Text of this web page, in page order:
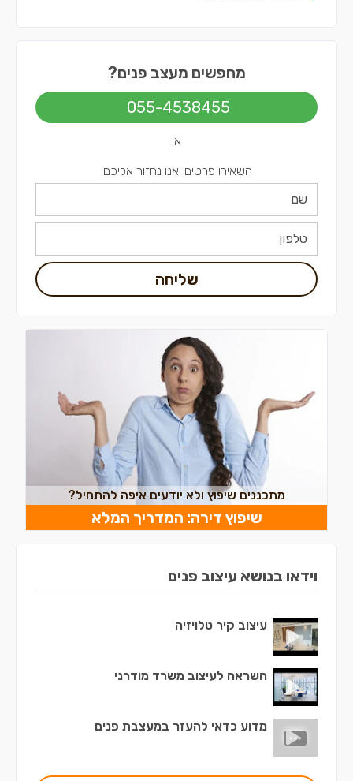
מחפשים מעצב פנים?
055-4538455
או
השאירו פרטים ואנו נחזור אליכם:
שליחה
מתכננים שיפוץ ולא יודעים איפה להתחיל?
שיפוץ דירה: המדריך המלא
וידאו בנושא עיצוב פנים
עיצוב קיר טלויזיה
השראה לעיצוב משרד מודרני
מדוע כדאי להעזר במעצבת פנים